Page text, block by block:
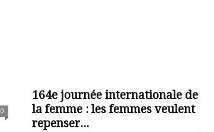
0
164e journée internationale de
la femme : les femmes veulent
repenser...